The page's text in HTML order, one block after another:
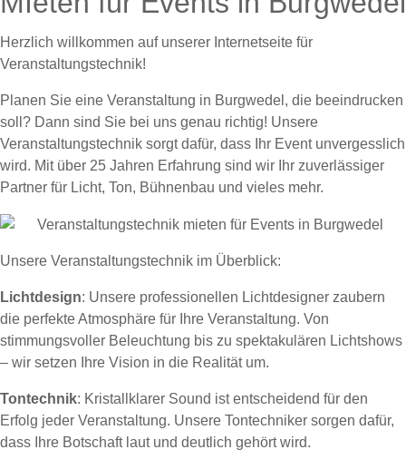
Herzlich willkommen auf unserer Internetseite für
Veranstaltungstechnik!
Planen Sie eine Veranstaltung in Burgwedel, die beeindrucken
soll? Dann sind Sie bei uns genau richtig! Unsere
Veranstaltungstechnik sorgt dafür, dass Ihr Event unvergesslich
wird. Mit über 25 Jahren Erfahrung sind wir Ihr zuverlässiger
Partner für Licht, Ton, Bühnenbau und vieles mehr.
Unsere Veranstaltungstechnik im Überblick:
Lichtdesign: Unsere professionellen Lichtdesigner zaubern
die perfekte Atmosphäre für Ihre Veranstaltung. Von
stimmungsvoller Beleuchtung bis zu spektakulären Lichtshows
– wir setzen Ihre Vision in die Realität um.
Tontechnik: Kristallklarer Sound ist entscheidend für den
Erfolg jeder Veranstaltung. Unsere Tontechniker sorgen dafür,
dass Ihre Botschaft laut und deutlich gehört wird.